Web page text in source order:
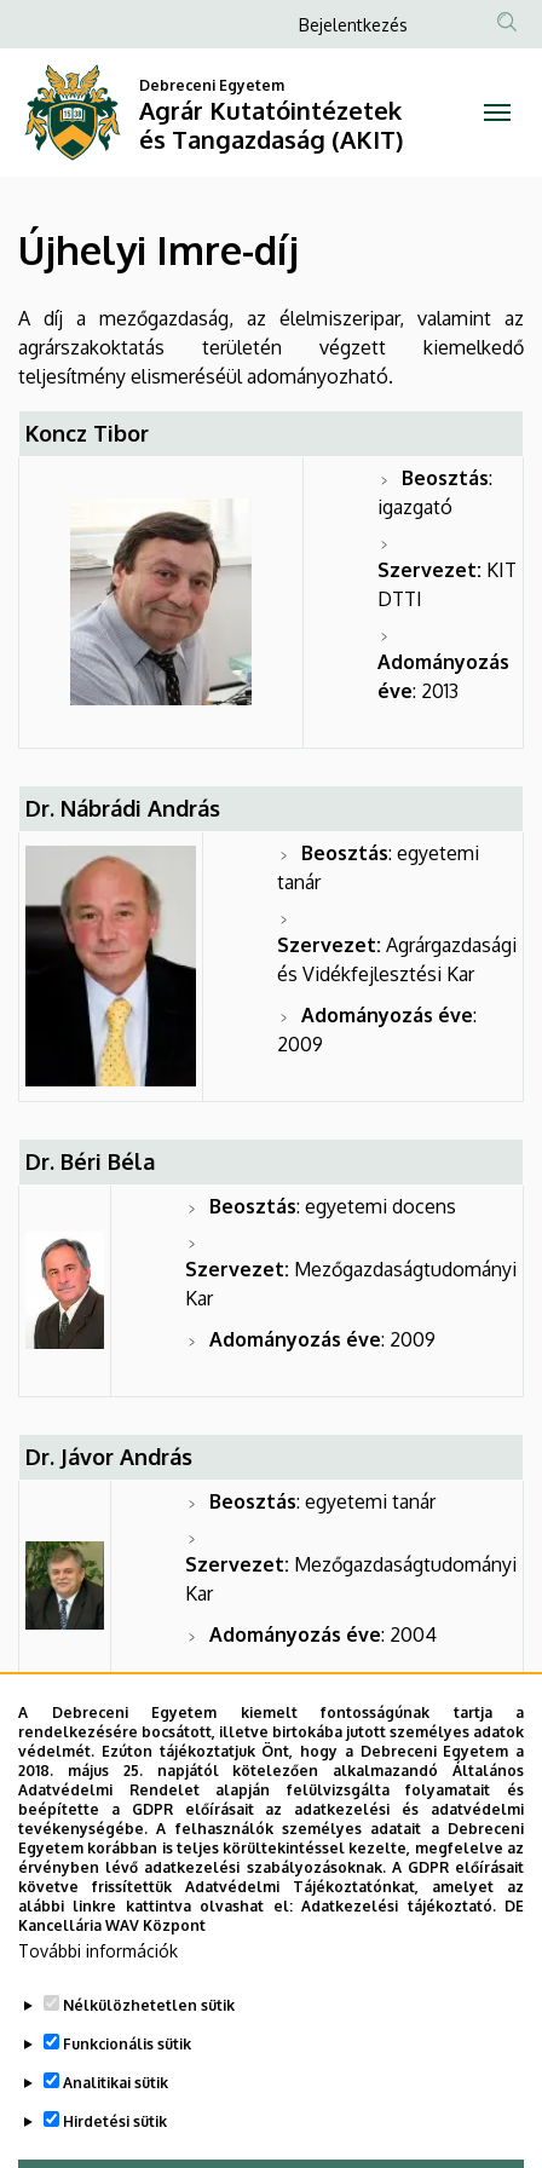
Imre-
díj
Agrár
Kutatóintézetek
és
Tangazdaság
(AKIT)
a
tartalomra
Anonim
fiók
menüje
Bejelentkezés
Debreceni Egyetem
Agrár Kutatóintézetek
és Tangazdaság (AKIT)
Újhelyi Imre-díj
A díj a mezőgazdaság, az élelmiszeripar, valamint az
agrárszakoktatás területén végzett kiemelkedő
teljesítmény elismeréséül adományozható.
Koncz Tibor
Beosztás:
igazgató
Szervezet: KIT
DTTI
Adományozás
éve: 2013
Dr. Nábrádi András
Beosztás: egyetemi
tanár
Szervezet: Agrárgazdasági
és Vidékfejlesztési Kar
Adományozás éve:
2009
Dr. Béri Béla
Beosztás: egyetemi docens
Szervezet: Mezőgazdaságtudományi
Kar
Adományozás éve: 2009
Dr. Jávor András
Beosztás: egyetemi tanár
Szervezet: Mezőgazdaságtudományi
Kar
Adományozás éve: 2004
Dr. Mihók Sándor
Beosztás: egyetemi tanár
Szervezet:Mezőgazdaságtudományi
Kar
Legutóbbi frissítés: 2023. 03. 06. 15:17
A Debreceni Egyetem kiemelt fontosságúnak tartja a
rendelkezésére bocsátott, illetve birtokába jutott személyes adatok
védelmét. Ezúton tájékoztatjuk Önt, hogy a Debreceni Egyetem a
2018. május 25. napjától kötelezően alkalmazandó Általános
Adatvédelmi Rendelet alapján felülvizsgálta folyamatait és
beépítette a GDPR előírásait az adatkezelési és adatvédelmi
tevékenységébe. A felhasználók személyes adatait a Debreceni
Egyetem korábban is teljes körültekintéssel kezelte, megfelelve az
érvényben lévő adatkezelési szabályozásoknak. A GDPR előírásait
követve frissítettük Adatvédelmi Tájékoztatónkat, amelyet az
alábbi linkre kattintva olvashat el:Adatkezelési tájékoztató. DE
Kancellária WAV Központ
További információk
Nélkülözhetetlen sütik
Funkcionális sütik
Analitikai sütik
Hirdetési sütik